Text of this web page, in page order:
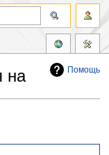
Помощь
на